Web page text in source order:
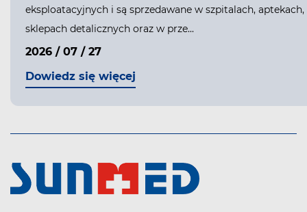
eksploatacyjnych i są sprzedawane w szpitalach, aptekach,
sklepach detalicznych oraz w prze...
2026 / 07 / 27
Dowiedz się więcej